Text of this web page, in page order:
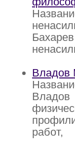
работ,